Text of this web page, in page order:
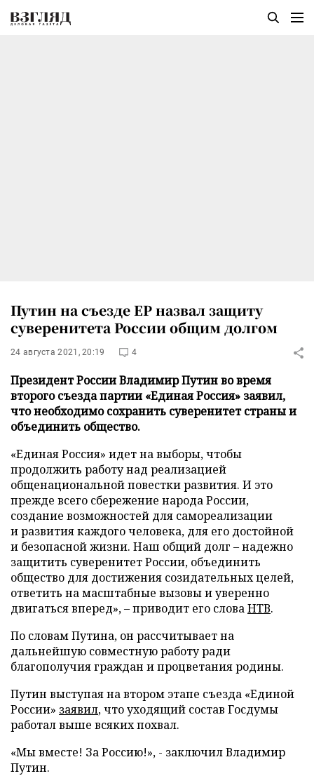
Путин на съезде ЕР назвал защиту
суверенитета России общим долгом
24 августа 2021, 20:19 4
Президент России Владимир Путин во время
второго съезда партии «Единая Россия» заявил,
что необходимо сохранить суверенитет страны и
объединить общество.
«Единая Россия» идет на выборы, чтобы
продолжить работу над реализацией
общенациональной повестки развития. И это
прежде всего сбережение народа России,
создание возможностей для самореализации
и развития каждого человека, для его достойной
и безопасной жизни. Наш общий долг – надежно
защитить суверенитет России, объединить
общество для достижения созидательных целей,
ответить на масштабные вызовы и уверенно
двигаться вперед», – приводит его словаНТВ.
По словам Путина, он рассчитывает на
дальнейшую совместную работу ради
благополучия граждан и процветания родины.
Путин выступая на втором этапе съезда «Единой
России» заявил, что уходящий состав Госдумы
работал выше всяких похвал.
«Мы вместе! За Россию!», - заключил Владимир
Путин.